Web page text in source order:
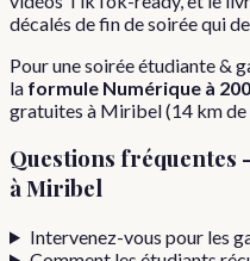
décalés de fin de soirée qui
Pourunesoirée étudiante &
la formule Numérique à
gratuites à Miribel(14 km de
Questions fréquentes
àMiribel
Intervenez-vous pour les